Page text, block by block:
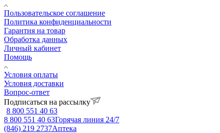
Пользовательское соглашение
Политика конфиденциальности
Гарантия на товар
Обработка данных
Личный кабинет
Помощь
Условия оплаты
Условия доставки
Вопрос-ответ
Подписаться на рассылку
8 800 551 40 63
8 800 551 40 63Горячая линия 24/7
(846) 219 2737Аптека